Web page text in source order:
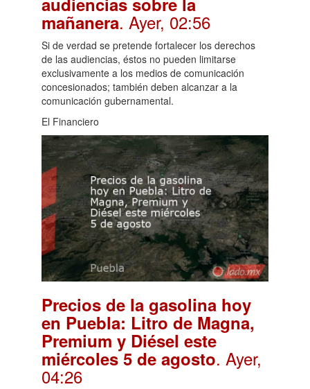
mañanera. Ayer, 02:56
Si de verdad se pretende fortalecer los derechos
de las audiencias, éstos no pueden limitarse
exclusivamente a los medios de comunicación
concesionados; también deben alcanzar a la
comunicación gubernamental.
El Financiero
Precios de la gasolina hoy
en Puebla: Litro de Magna,
Premium y Diésel este
miércoles 5 de agosto. Ayer,
04:26